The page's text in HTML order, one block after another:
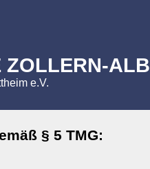
ZOLLERN-ALB
e.V.
§ 5 TMG: